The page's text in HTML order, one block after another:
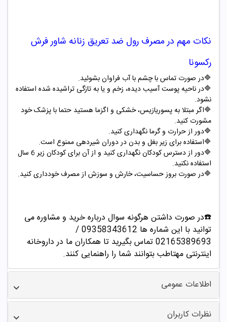
نکات مهم در مصرف رول ضد تعریق زنانه شاور فرش
رکسونا
🔷در صورت تماس با چشم با آب فراوان بشوئید.
🔷در ناحیه پوست آسیب دیده، زخم و یا به تازگی تراشیده شده استفاده
نشود.
🔷اگر مبتلا به پسوریازیس، خشکی و اگزما هستید حتما با پزشک خود
مشورت کنید.
🔷دور از حرارت و گرما نگهداری کنید.
🔷استفاده برای زیر بغل و بدن در دوران شیردهی ممنوع است.
🔷
دور از دسترس کودکان نگهداری کنید و از آن برای کودکان زیر 6 سال
استفاده نکنید.
🔷در صورت بروز حساسیت، خارش و سوزش از مصرف خودداری کنید.
☎️در صورت داشتن هرگونه سوال درباره خرید و مشاوره می
توانید با این شماره ها 09358343612 /
02165389693تماس بگیرید تا همکاران ما در داروخانه
اینترنتی مهتاطب بتوانند شما را راهنمایی کنند.
اطلاعات عمومی
نظرات کاربران